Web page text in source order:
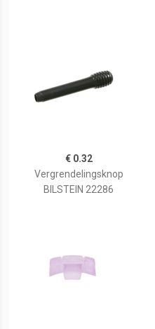
€ 0.32
Vergrendelingsknop
BILSTEIN 22286